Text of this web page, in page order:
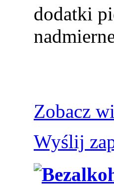
dodatki
Zobacz
Wyślij